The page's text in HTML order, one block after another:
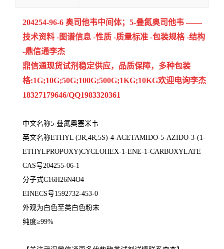
204254-96-6 奥司他韦中间体；5-叠氮奥司他韦 ——
技术资料 -图谱信息 -性质 -质量标准 -包装规格 -结构
-鼎信通李杰
鼎信通现货试剂稳定供应，品质保障，多种包装
格:1G;10G;50G;100G;500G;1KG;10KG欢迎电询李杰
18327179646/QQ1983320361
中文名称5-叠氮奥塞米韦
英文名称ETHYL (3R,4R,5S)-4-ACETAMIDO-5-AZIDO-3-(1-
ETHYLPROPOXY)CYCLOHEX-1-ENE-1-CARBOXYLATE
CAS号204255-06-1
分子式C16H26N4O4
EINECS号1592732-453-0
外观为白色至类白色粉末
纯度≥99%